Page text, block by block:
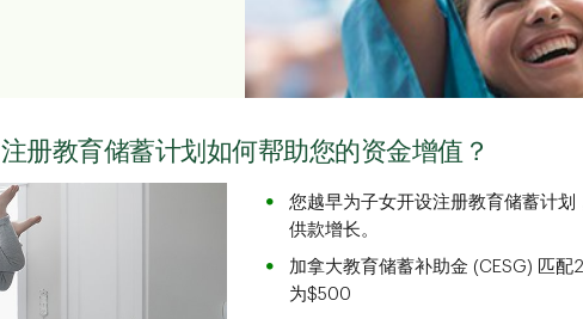
注册教育储蓄计划如何帮助您的资金增值？
您越早为子女开设注册教育储蓄计
供款增长。
加拿大教育储蓄补助金 (CESG) 匹
为$500